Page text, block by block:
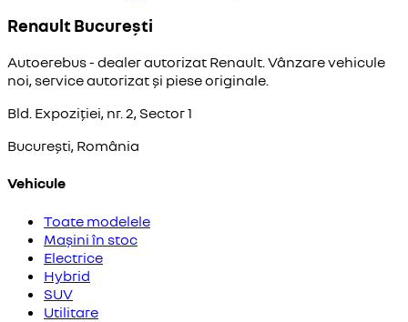
Renault București
Autoerebus - dealer autorizat Renault. Vânzare vehicule
noi, service autorizat și piese originale.
Bld. Expoziției, nr. 2, Sector 1
București, România
Vehicule
Toate modelele
Mașini în stoc
Electrice
Hybrid
SUV
Utilitare